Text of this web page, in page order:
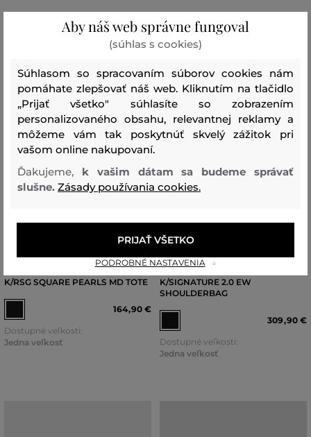
K/RSG SQUARE PEARLS MD TOTE
164,90 €
Dostupné veľkosti:
Jedna veľkosť
K/SIGNATURE 2.0 EW
SHOULDERBAG
309,90 €
Dostupné veľkosti:
Jedna veľkosť
Aby náš web správne fungoval
(súhlas s cookies)
Súhlasom so spracovaním súborov cookies nám
pomáhate zlepšovať náš web. Kliknutím na tlačidlo
„Prijať všetko" súhlasíte so zobrazením
personalizovaného obsahu, relevantnej reklamy a
môžeme vám tak poskytnúť skvelý zážitok pri
vašom online nakupovaní.
Ďakujeme, k vašim dátam sa budeme správať
slušne. Zásady používania cookies.
PODROBNÉ NASTAVENIA
PRIJAŤ VŠETKO